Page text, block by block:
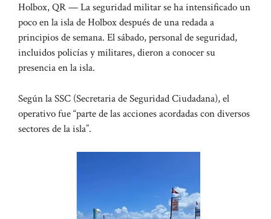
Holbox, QR — La seguridad militar se ha intensificado un
poco en la isla de Holbox después de una redada a
principios de semana. El sábado, personal de seguridad,
incluidos policías y militares, dieron a conocer su
presencia en la isla.
Según la SSC (Secretaria de Seguridad Ciudadana), el
operativo fue “parte de las acciones acordadas con diversos
sectores de la isla”.